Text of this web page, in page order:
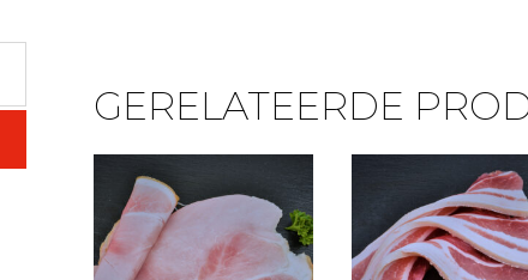
GERELATEERDE